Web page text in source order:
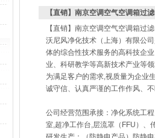
【直销】南京空调空气空调箱过
【直销】南京空调空气空调箱过
沃尼风净化技术（上海）有限公
体的综合性技术服务的高科技企
业、科研教学等高新技术产业等
为满足客户的需求,视质量为企业
诚守信、认真严谨的工作作风、
公司经营范围承接：净化系统工
室,超净工作台,层流罩（FFU）、